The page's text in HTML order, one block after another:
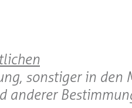
sonstiger in den
anderer